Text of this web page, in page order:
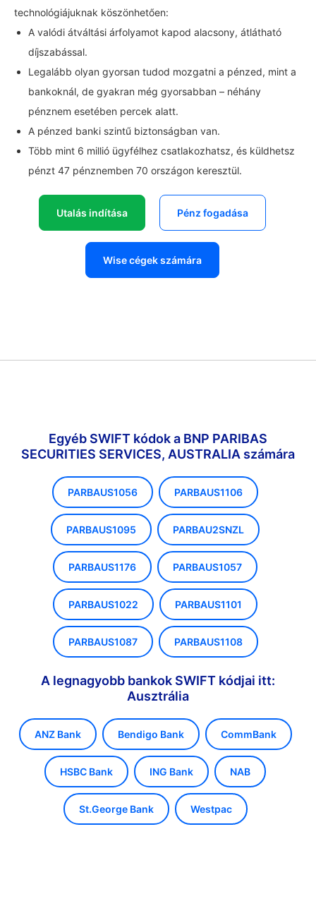
technológiájuknak köszönhetően:
A valódi átváltási árfolyamot kapod alacsony, átlátható
díjszabással.
Legalább olyan gyorsan tudod mozgatni a pénzed, mint a
bankoknál, de gyakran még gyorsabban – néhány
pénznem esetében percek alatt.
A pénzed banki szintű biztonságban van.
Több mint 6 millió ügyfélhez csatlakozhatsz, és küldhetsz
pénzt 47 pénznemben 70 országon keresztül.
Utalás indítása Pénz fogadása
Wise cégek számára
Egyéb SWIFT kódok a BNP PARIBAS
SECURITIES SERVICES, AUSTRALIA számára
PARBAUS1056 PARBAUS1106
PARBAUS1095 PARBAU2SNZL
PARBAUS1176 PARBAUS1057
PARBAUS1022 PARBAUS1101
PARBAUS1087 PARBAUS1108
A legnagyobb bankok SWIFT kódjai itt:
Ausztrália
ANZ Bank Bendigo Bank CommBank
HSBC Bank ING Bank NAB
St.George Bank Westpac